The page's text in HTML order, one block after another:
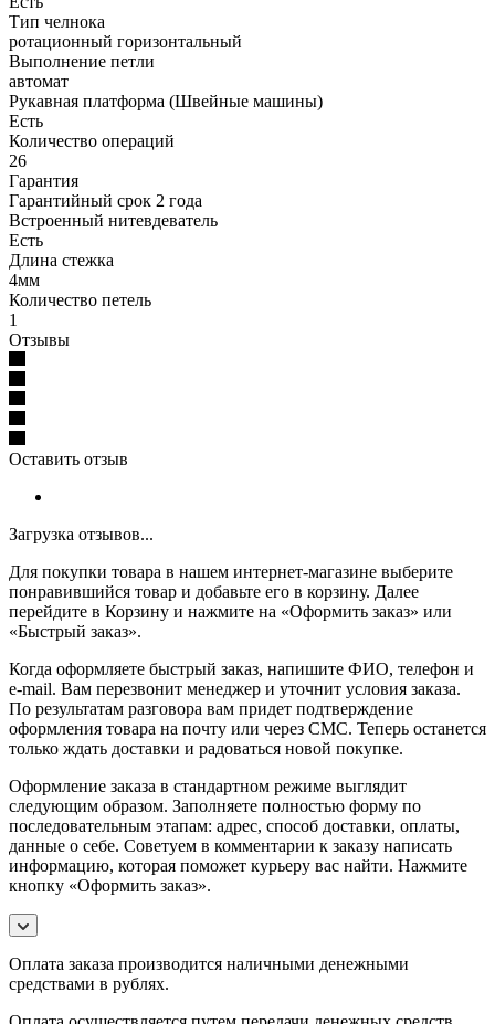
Тип челнока
ротационный горизонтальный
Выполнение петли
автомат
Рукавная платформа (Швейные машины)
Есть
Количество операций
26
Гарантия
Гарантийный срок 2 года
Встроенный нитевдеватель
Есть
Длина стежка
4мм
Количество петель
1
Отзывы
Оставить отзыв
Загрузка отзывов...
Для покупки товара в нашем интернет-магазине выберите
понравившийся товар и добавьте его в корзину. Далее
перейдите в Корзину и нажмите на «Оформить заказ» или
«Быстрый заказ».
Когда оформляете быстрый заказ, напишите ФИО, телефон и
e-mail. Вам перезвонит менеджер и уточнит условия заказа.
По результатам разговора вам придет подтверждение
оформления товара на почту или через СМС. Теперь останется
только ждать доставки и радоваться новой покупке.
Оформление заказа в стандартном режиме выглядит
следующим образом. Заполняете полностью форму по
последовательным этапам: адрес, способ доставки, оплаты,
данные о себе. Советуем в комментарии к заказу написать
информацию, которая поможет курьеру вас найти. Нажмите
кнопку «Оформить заказ».
Оплата заказа производится наличными денежными
средствами в рублях.